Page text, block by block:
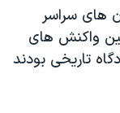
های سراسر
واکنش های
تاريخی بودند